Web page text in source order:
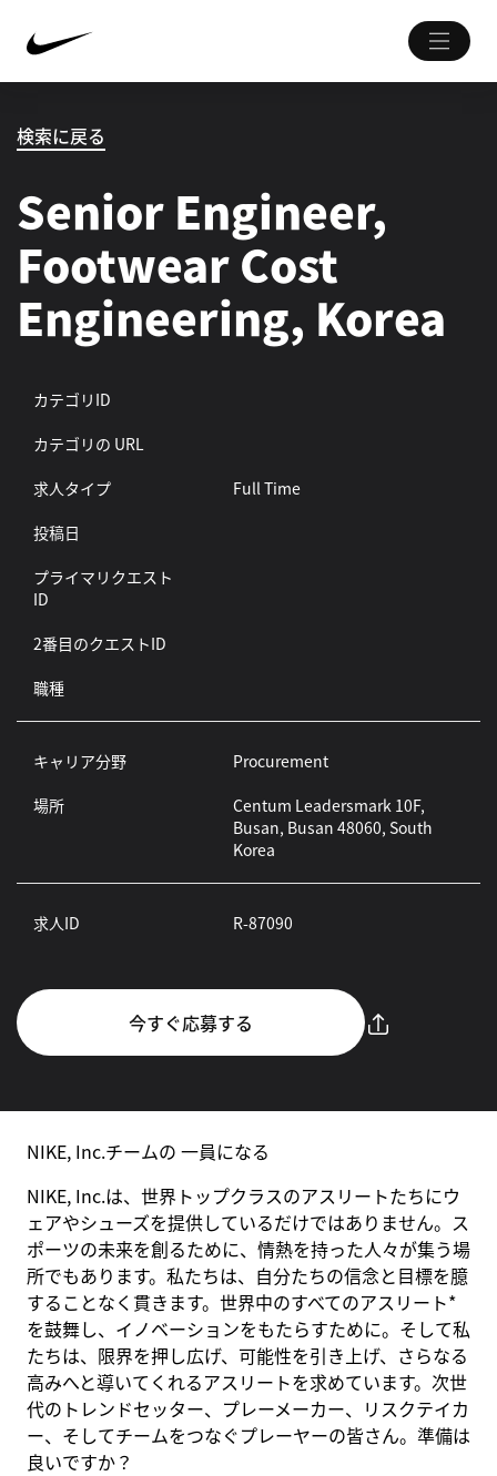
検索に戻る
Senior Engineer,
Footwear Cost
Engineering, Korea
カテゴリID
カテゴリの URL
求人タイプ
Full Time
投稿日
プライマリクエスト
ID
2番目のクエストID
職種
キャリア分野
Procurement
場所
Centum Leadersmark 10F,
Busan, Busan 48060, South
Korea
求人ID R-87090
今すぐ応募する
NIKE, Inc.チームの 一員になる
NIKE, Inc.は、世界トップクラスのアスリートたちにウ
ェアやシューズを提供しているだけではありません。ス
ポーツの未来を創るために、情熱を持った人々が集う場
所でもあります。私たちは、自分たちの信念と目標を臆
することなく貫きます。世界中のすべてのアスリート*
を鼓舞し、イノベーションをもたらすために。そして私
たちは、限界を押し広げ、可能性を引き上げ、さらなる
高みへと導いてくれるアスリートを求めています。次世
代のトレンドセッター、プレーメーカー、リスクテイカ
ー、そしてチームをつなぐプレーヤーの皆さん。準備は
良いですか？